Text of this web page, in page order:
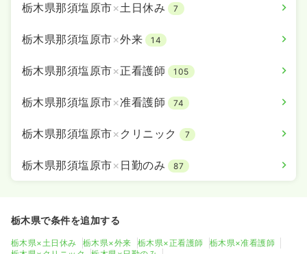
栃木県那須塩原市×土日休み 7
栃木県那須塩原市×外来 14
栃木県那須塩原市×正看護師 105
栃木県那須塩原市×准看護師 74
栃木県那須塩原市× クリニック 7
栃木県那須塩原市× 日勤のみ 87
栃木県で条件を追加する
栃木県×土日休み 栃木県×外来 栃木県×正看護師
栃木県×准看護師